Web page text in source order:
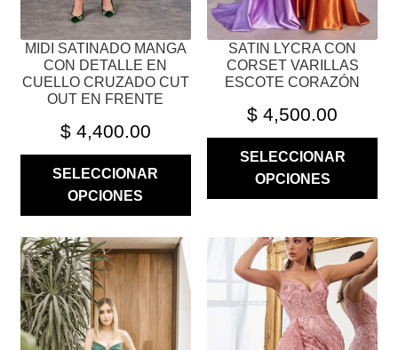
MIDI SATINADO MANGA
CON DETALLE EN
CUELLO CRUZADO CUT
OUT EN FRENTE
$4,400.00
SELECCIONAR
OPCIONES
PÁGINA
DE
PRODUCTO
SATIN LYCRA CON
CORSET VARILLAS
ESCOTE CORAZÓN
$ 4,500.00
SELECCIONAR
OPCIONES
LA
PÁGINA
PRODUCTO
ESTE
PRODUCTO
TIENE
MÚLTIPLES
VARIANTES.
PRODUCTO
MÚLTIPLES
VARIANTES.